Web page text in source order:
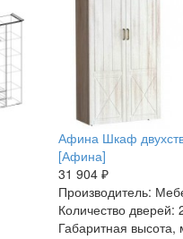
Афина Шкаф
[Афина]
31 904 ₽
Производитель:
Количество дверей:
Габаритная